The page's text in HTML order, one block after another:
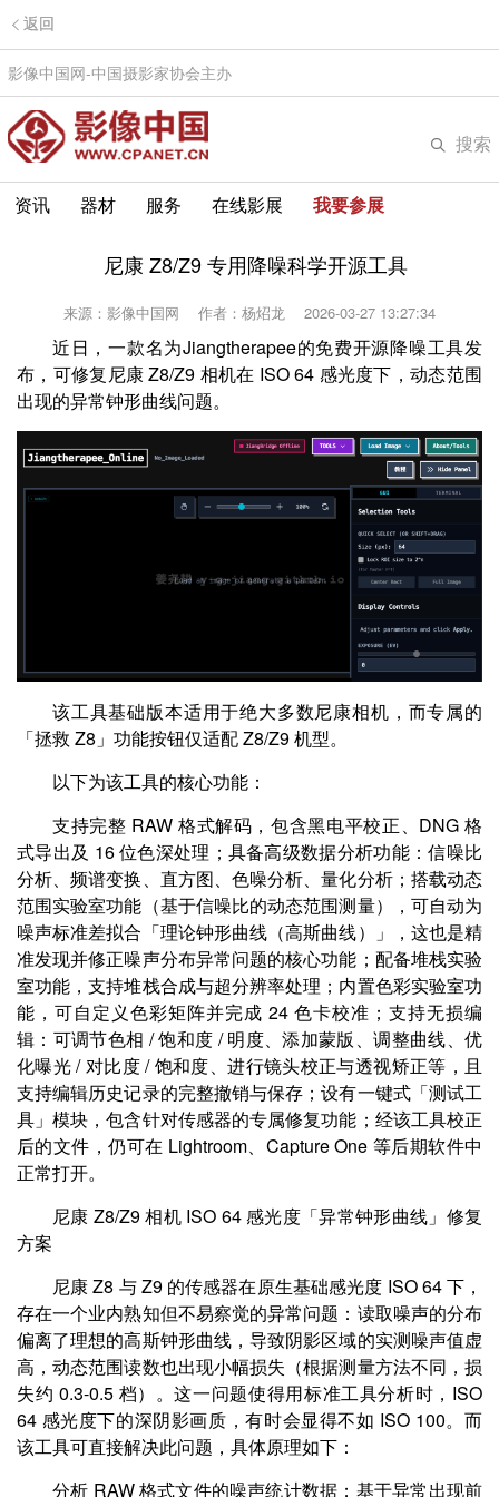
返回
影像中国网-中国摄影家协会主办
搜索
资讯 器材 服务 在线影展 我要参展
尼康 Z8/Z9 专用降噪科学开源工具
来源：影像中国网 作者：杨炤龙 2026-03-27 13:27:34
近日，一款名为Jiangtherapee的免费开源降噪工具发
布，可修复尼康 Z8/Z9 相机在 ISO 64 感光度下，动态范围
出现的异常钟形曲线问题。
该工具基础版本适用于绝大多数尼康相机，而专属的
「拯救 Z8」功能按钮仅适配 Z8/Z9 机型。
以下为该工具的核心功能：
支持完整 RAW 格式解码，包含黑电平校正、DNG 格
式导出及 16 位色深处理；具备高级数据分析功能：信噪比
分析、频谱变换、直方图、色噪分析、量化分析；搭载动态
范围实验室功能（基于信噪比的动态范围测量），可自动为
噪声标准差拟合「理论钟形曲线（高斯曲线）」，这也是精
准发现并修正噪声分布异常问题的核心功能；配备堆栈实验
室功能，支持堆栈合成与超分辨率处理；内置色彩实验室功
能，可自定义色彩矩阵并完成 24 色卡校准；支持无损编
辑：可调节色相 / 饱和度 / 明度、添加蒙版、调整曲线、优
化曝光 / 对比度 / 饱和度、进行镜头校正与透视矫正等，且
支持编辑历史记录的完整撤销与保存；设有一键式「测试工
具」模块，包含针对传感器的专属修复功能；经该工具校正
后的文件，仍可在 Lightroom、Capture One 等后期软件中
正常打开。
尼康 Z8/Z9 相机 ISO 64 感光度「异常钟形曲线」修复
方案
尼康 Z8 与 Z9 的传感器在原生基础感光度 ISO 64 下，
存在一个业内熟知但不易察觉的异常问题：读取噪声的分布
偏离了理想的高斯钟形曲线，导致阴影区域的实测噪声值虚
高，动态范围读数也出现小幅损失（根据测量方法不同，损
失约 0.3-0.5 档）。这一问题使得用标准工具分析时，ISO
64 感光度下的深阴影画质，有时会显得不如 ISO 100。而
该工具可直接解决此问题，具体原理如下：
分析 RAW 格式文件的噪声统计数据；基于异常出现前